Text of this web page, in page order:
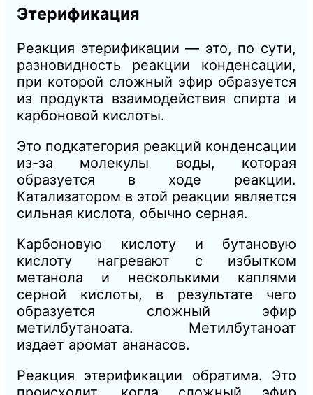
Этерификация
Реакция этерификации — это, по сути,
разновидность реакции конденсации,
при которой сложный эфир образуется
из продукта взаимодействия спирта и
карбоновой кислоты.
Это подкатегория реакций конденсации
из-за молекулы воды, которая
образуется в ходе реакции.
Катализатором в этой реакции является
сильная кислота, обычно серная.
Карбоновую кислоту и бутановую
кислоту нагревают с избытком
метанола и несколькими каплями
серной кислоты, в результате чего
образуется сложный эфир
метилбутаноата. Метилбутаноат
издает аромат ананасов.
Реакция этерификации обратима. Это